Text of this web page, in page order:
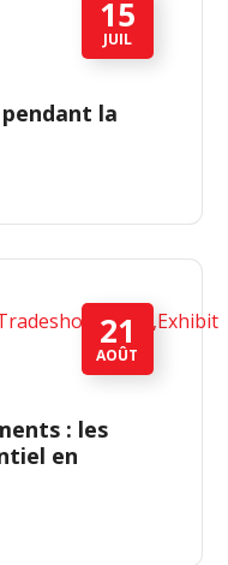
15
JUIL
la
21
AOÛT
: les
en